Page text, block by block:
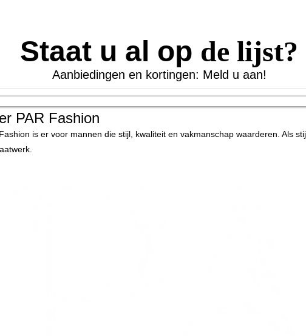
Staat u al op de lijst?
Aanbiedingen en kortingen: Meld u aan!
PAR Fashion
is er voor mannen die stijl, kwaliteit en vakmanschap waarderen. Als